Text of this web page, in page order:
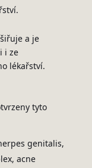
a je
i ze
lékařství.
tyto
genitalis,
acne